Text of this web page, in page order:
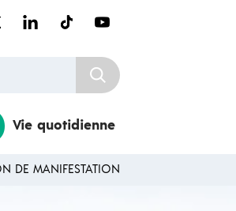
Vie quotidienne
DE MANIFESTATION